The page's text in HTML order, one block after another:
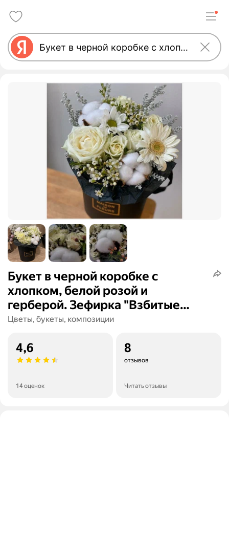
Букет в черной коробке с
хлопком, белой розой и
герберой. Зефирка "Взбитые
сливки"
Цветы, букеты, композиции
4,6
14 оценок
8
отзывов
Читать отзывы